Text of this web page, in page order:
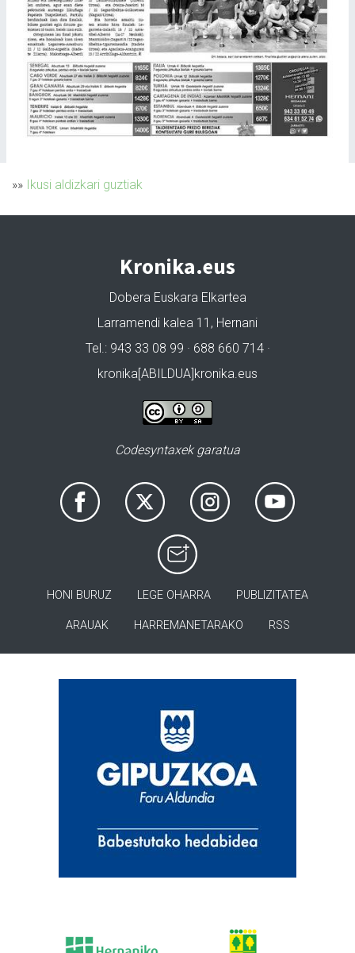
»» Ikusi aldizkari guztiak
Kronika.eus
Dobera Euskara Elkartea
Larramendi kalea 11, Hernani
Tel.: 943 33 08 99 · 688 660 714 ·
kronika[ABILDUA]kronika.eus
Codesyntaxek garatua
HONI BURUZ LEGE OHARRA PUBLIZITATEA
ARAUAK HARREMANETARAKO RSS